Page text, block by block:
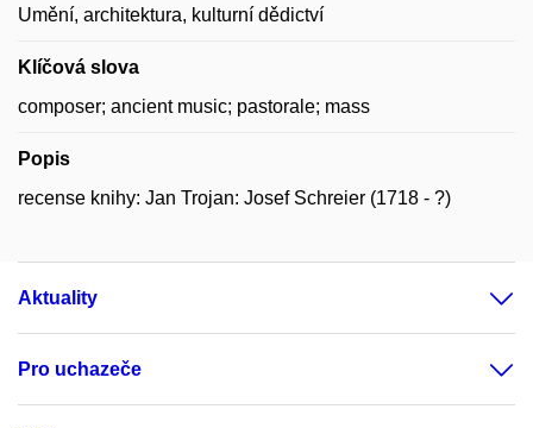
Umění, architektura, kulturní dědictví
Klíčová slova
composer; ancient music; pastorale; mass
Popis
recense knihy: Jan Trojan: Josef Schreier (1718 - ?)
Aktuality
Pro uchazeče